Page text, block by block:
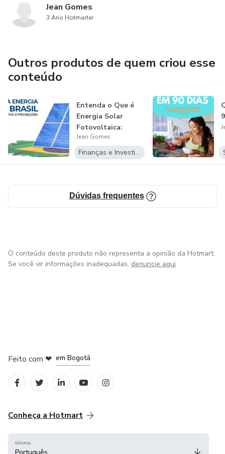
Jean Gomes
3 Ano Hotmarter
Outros produtos de quem criou esse
conteúdo
Entenda o Que é
Energia Solar
Fotovoltaica:
Teoria e Prática
Jean Gomes
Finanças e Investimentos
Dúvidas frequentes
O conteúdo deste produto não representa a opinião da Hotmart.
Se você vir informações inadequadas, denuncie aqui
Feito com ❤ em Bogotá
Conheça a Hotmart
Idioma